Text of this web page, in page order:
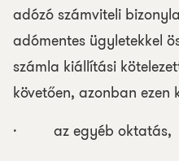
adózó számviteli
adómentes ügyletekkel
számla kiállítási
követően, azonban ezen
· az egyéb oktatás,